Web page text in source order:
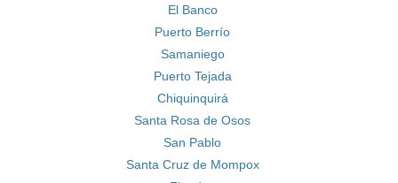
El Banco
Puerto Berrío
Samaniego
Puerto Tejada
Chiquinquirá
Santa Rosa de Osos
San Pablo
Santa Cruz de Mompox